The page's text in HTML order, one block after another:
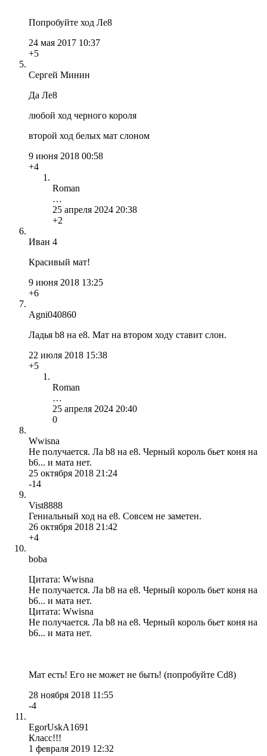
Попробуйте ход Ле8
24 мая 2017 10:37
+5
Сергей Минин
Да Лe8
любой ход черного короля
второй ход белых мат слоном
9 июня 2018 00:58
+4
Roman
…
25 апреля 2024 20:38
+2
Иван 4
Красивый мат!
9 июня 2018 13:25
+6
Agni040860
Ладья b8 на e8. Мат на втором ходу ставит слон.
22 июля 2018 15:38
+5
Roman
…
25 апреля 2024 20:40
0
Wwisna
Не получается. Ла b8 на е8. Черный король бьет коня на
b6... и мата нет.
25 октября 2018 21:24
-14
Vist8888
Гениальный ход на е8. Совсем не заметен.
26 октября 2018 21:42
+4
boba
Цитата: Wwisna
Не получается. Ла b8 на е8. Черный король бьет коня на
b6... и мата нет.
Цитата: Wwisna
Не получается. Ла b8 на е8. Черный король бьет коня на
b6... и мата нет.
Мат есть! Его не может не быть! (попробуйте Cd8)
28 ноября 2018 11:55
-4
EgorUskA1691
Класс!!!
1 февраля 2019 12:32